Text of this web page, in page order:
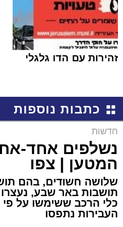
זהירות עם הדו גלגלי
כתבות נוספות
חדשות
נשלפים אחד-
המטען | צפו
שלושה חשודים, בהם
תושבות באר שבע,
כלי הרכב ששימשו על
העבירות נתפסו